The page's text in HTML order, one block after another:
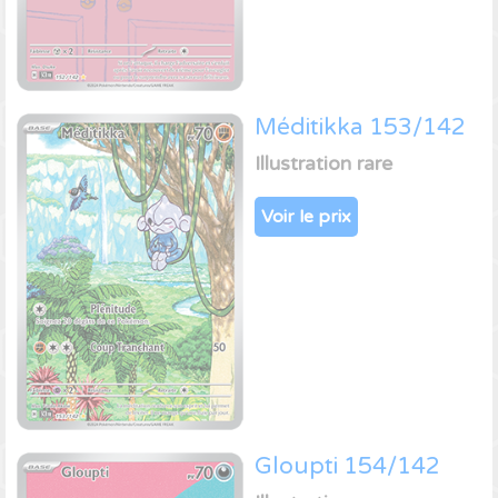
Méditikka 153/142
Illustration rare
Voir le prix
Gloupti 154/142